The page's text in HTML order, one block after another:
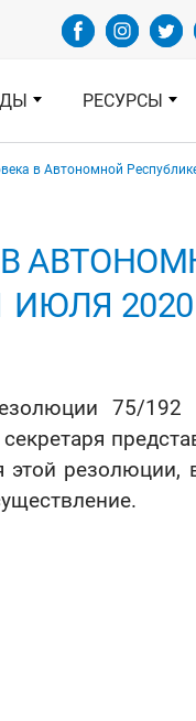
РЕСУРСЫ
в Автономной
2020
75/192
этой